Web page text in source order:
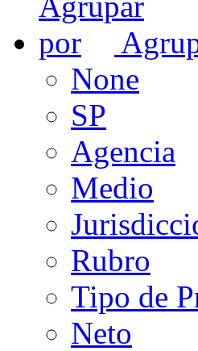
None
SP
Agencia
Medio
Rubro
Tipo de
Neto